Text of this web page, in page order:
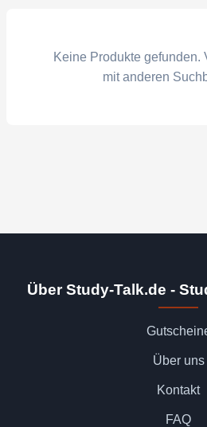
Keine Produkte gefunden.
mit anderen
Über Study-Talk.de -
Über uns
Kontakt
FAQ